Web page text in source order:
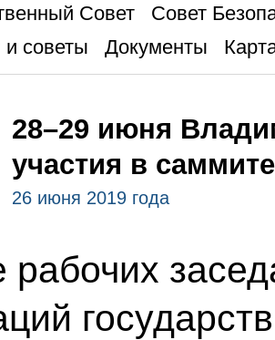
Совет
Совет
советы
Документы
28–29 июня
участия в
26 июня 2019 года
рабочих